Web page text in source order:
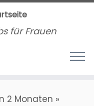
für Frauen
2 Monaten »